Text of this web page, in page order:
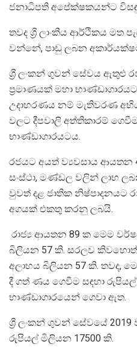
ජනාධිපති අපේක්ෂකයන්ට
තවද ශ්‍රී ලාංකීය ආර්ථිකය මත
වන්නේ, පාඩු ලබන
ශ්‍රී ලංකන් ගුවන් සේවය ඇතුළු
ප්‍රමාණයක් මහා
උදාහරණය නම් මැතිවරණ
වලට දීපවාලි අත්තිකාරම්
භාණ්ඩාගාරයටය.
රජයට අයත් ව්‍යවසාය ආයතන
සංස්ථා, මණ්ඩල වලින් ලාභ
වුවත් දළ ජාතික නිෂ්පාදනයට
අගයක් එකතු කරනු ලබයි.
රාජ්‍ය ආයතන 89 ක මෙම
බිලියන 57 කි. සරලව
අලාභය බිලියන 57 කි. තවද,
දී ගත් ණය ගෙවීම සඳහා
භාණ්ඩාගාරයෙන් ගෙවා ඇත.
ශ්‍රී ලංකන් ගුවන් සේවයේ
රුපියල් මිලියන 17500 කි.